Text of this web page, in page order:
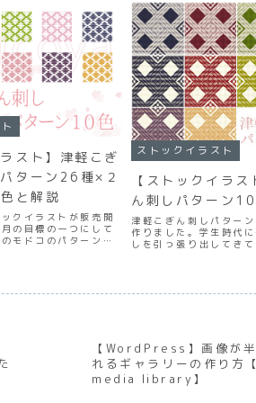
スト】津軽こぎ
ターン26種×２
と解説
クイラストが販売開
の目標の一つにして
モドコのパターン作
ストックイラスト
【ストックイラ
ん刺しパターン
津軽こぎん刺しパター
作りました。学生時代
しを引っ張り出してき
し用に自作した...
【WordPress】画像が
れるギャラリーの作り方
media library】